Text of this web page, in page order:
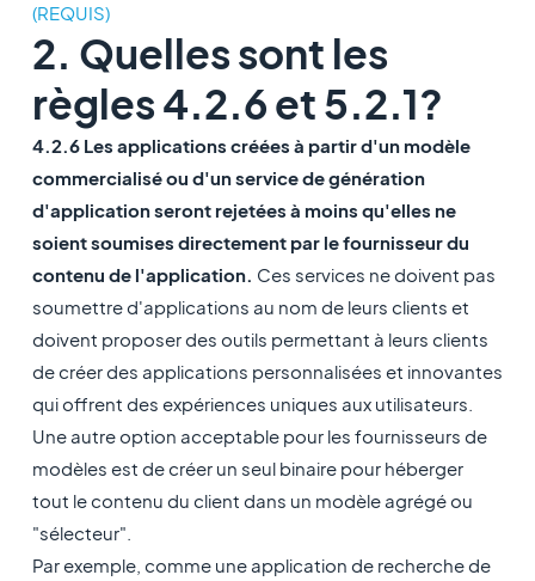
(REQUIS)
2. Quelles sont les
règles 4.2.6 et 5.2.1?
4.2.6 Les applications créées à partir d'un modèle
commercialisé ou d'un service de génération
d'application seront rejetées à moins qu'elles ne
soient soumises directement par le fournisseur du
contenu de l'application. Ces services ne doivent pas
soumettre d'applications au nom de leurs clients et
doivent proposer des outils permettant à leurs clients
de créer des applications personnalisées et innovantes
qui offrent des expériences uniques aux utilisateurs.
Une autre option acceptable pour les fournisseurs de
modèles est de créer un seul binaire pour héberger
tout le contenu du client dans un modèle agrégé ou
"sélecteur".
Par exemple, comme une application de recherche de